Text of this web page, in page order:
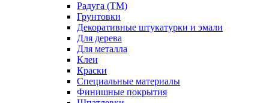
Радуга (ТМ)
Грунтовки
Декоративные штукатурки и эмали
Для дерева
Для металла
Клеи
Краски
Специальные материалы
Финишные покрытия